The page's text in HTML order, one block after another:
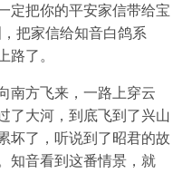
定把你的平安家信带给宝
把家信给知音白鸽系
了。
南方飞来，一路上穿云
了大河，到底飞到了兴山
坏了，听说到了昭君的故
知音看到这番情景，就